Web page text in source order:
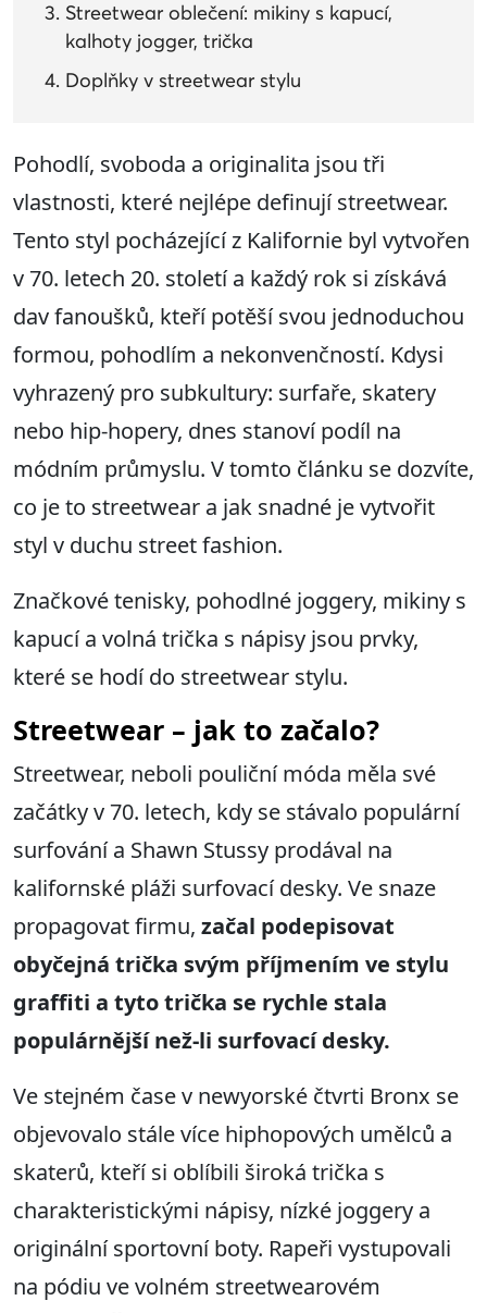
Streetwear oblečení: mikiny s kapucí,
kalhoty jogger, trička
Doplňky v streetwear stylu
Pohodlí, svoboda a originalita jsou tři
vlastnosti, které nejlépe definují streetwear.
Tento styl pocházející z Kalifornie byl vytvořen
v 70. letech 20. století a každý rok si získává
dav fanoušků, kteří potěší svou jednoduchou
formou, pohodlím a nekonvenčností. Kdysi
vyhrazený pro subkultury: surfaře, skatery
nebo hip-hopery, dnes stanoví podíl na
módním průmyslu. V tomto článku se dozvíte,
co je to streetwear a jak snadné je vytvořit
styl v duchu street fashion.
Značkové tenisky, pohodlné joggery, mikiny s
kapucí a volná trička s nápisy jsou prvky,
které se hodí do streetwear stylu.
Streetwear – jak to začalo?
Streetwear, neboli pouliční móda měla své
začátky v 70. letech, kdy se stávalo populární
surfování a Shawn Stussy prodával na
kalifornské pláži surfovací desky. Ve snaze
propagovat firmu, začal podepisovat
obyčejná trička svým příjmením ve stylu
graffiti a tyto trička se rychle stala
populárnější než-li surfovací desky.
Ve stejném čase v newyorské čtvrti Bronx se
objevovalo stále více hiphopových umělců a
skaterů, kteří si oblíbili široká trička s
charakteristickými nápisy, nízké joggery a
originální sportovní boty. Rapeři vystupovali
na pódiu ve volném streetwearovém